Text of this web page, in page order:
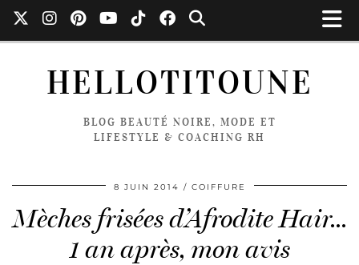
HELLOTITOUNE
BLOG BEAUTÉ NOIRE, MODE ET
LIFESTYLE & COACHING RH
8 JUIN 2014 COIFFURE
Mèches frisées d’Afrodite Hair…
1 an après, mon avis